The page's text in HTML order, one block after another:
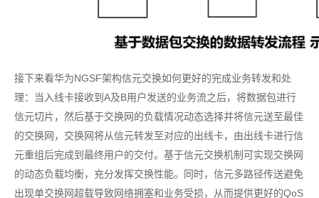
接下来看华为NGSF架构信元交换如何更好的完成业务转发和处
理：当入线卡接收到A及B用户发送的业务流之后，将数据包进行
信元切片，然后基于交换网的负载情况动态选择并将信元送至最佳
的交换网，交换网将从信元转发至对应的出线卡，由出线卡进行信
元重组后完成到最终用户的交付。基于信元交换机制可实现交换网
的动态负载均衡，充分发挥交换性能。同时，信元多路径传送避免
出现单交换网超载导致网络拥塞和业务受损，从而提供更好的QoS